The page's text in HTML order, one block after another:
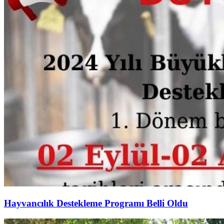
Hayvancılık Destekleme Programı Belli Oldu